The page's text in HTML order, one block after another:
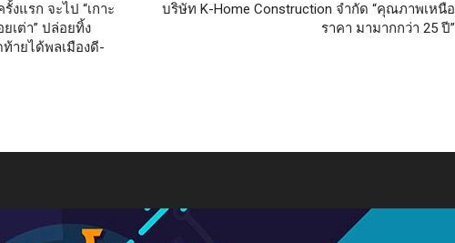
งแรก จะไป “เกาะ
เต่า” ปล่อยทิ้ง
ท้ายได้พลเมืองดี-
บริษัท K-Home Construction จำกัด “คุณภาพเหนือ
ราคา มามากกว่า 25 ปี”